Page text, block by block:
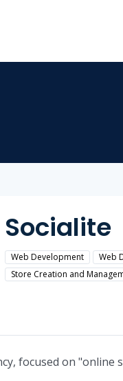
Socialite
Web Development Web
Store Creation and
focused on "online